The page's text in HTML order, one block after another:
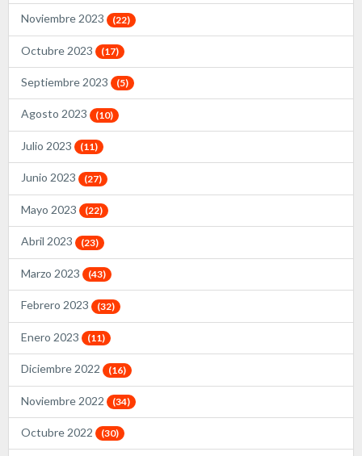
Noviembre 2023 (22)
Octubre 2023 (17)
Septiembre 2023 (5)
Agosto 2023 (10)
Julio 2023 (11)
Junio 2023 (27)
Mayo 2023 (22)
Abril 2023 (23)
Marzo 2023 (43)
Febrero 2023 (32)
Enero 2023 (11)
Diciembre 2022 (16)
Noviembre 2022 (34)
Octubre 2022 (30)